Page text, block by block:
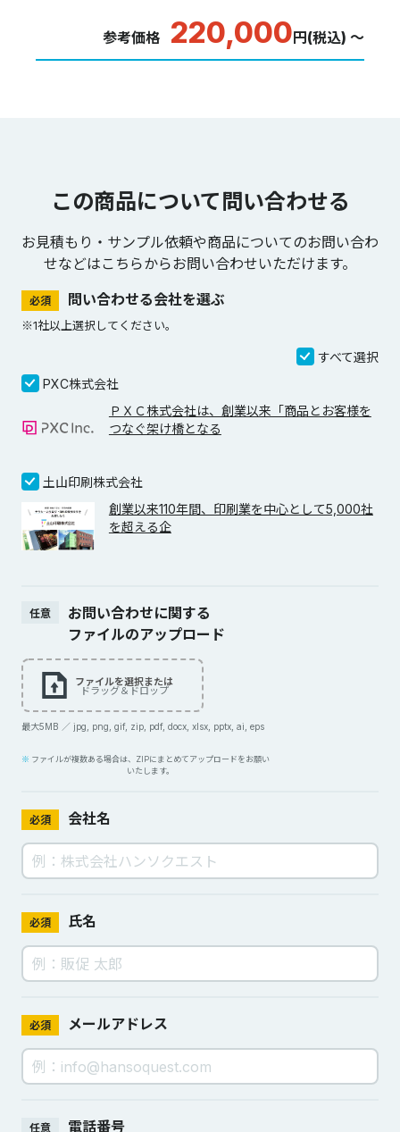
参考価格 220,000 円(税込) ～
この商品について問い合わせる
お見積もり・サンプル依頼や商品についてのお問い合わ
せなどは こちらからお問い合わせいただけます。
必須 問い合わせる会社を選ぶ
※1社以上選択してください。
すべて選択
PXC株式会社
ＰＸＣ株式会社は、創業以来「商品とお客様を
つなぐ架け橋となる
土山印刷株式会社
創業以来110年間、印刷業を中心として5,000社
を超える企
任意
お問い合わせに関する
ファイルのアップロード
ファイルを選択または
ドラッグ＆ドロップ
最大5MB ／ jpg, png, gif, zip, pdf, docx, xlsx, pptx, ai, eps
ファイルが複数ある場合は、ZIPにまとめてアップロードをお願い
いたします。
必須 会社名
必須 氏名
必須 メールアドレス
任意 電話番号